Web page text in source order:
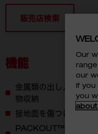
販売店検索
機能
金属類の出し入れが素
物収納
接地面を傷つけないマ
PACKOUT™ロープロ
Our
our
if you
you